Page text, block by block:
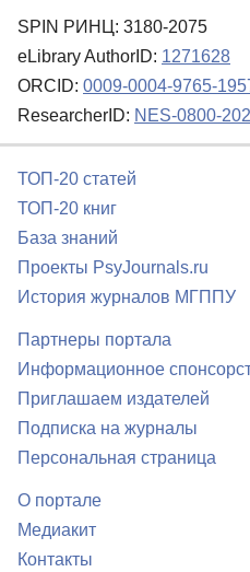
SPIN РИНЦ: 3180-2075
eLibrary AuthorID: 1271628
ORCID: 0009-0004-9765-
ResearcherID: NES-0800-
ТОП-20 статей
ТОП-20 книг
База знаний
Проекты PsyJournals.ru
История журналов МГППУ
Партнеры портала
Информационное
Приглашаем издателей
Подписка на журналы
Персональная страница
О портале
Медиакит
Контакты